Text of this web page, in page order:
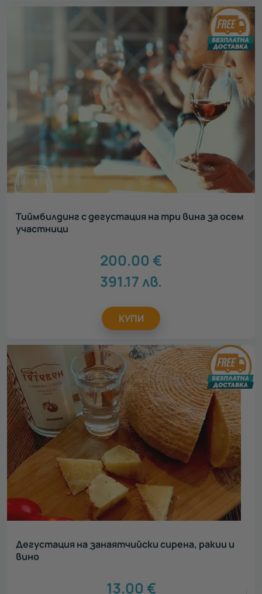
Тиймбилдинг с дегустация на три вина за осем
участници
200.00 €
391.17лв.
КУПИ
Дегустация на занаятчийски сирена, ракии и
вино
13.00 €